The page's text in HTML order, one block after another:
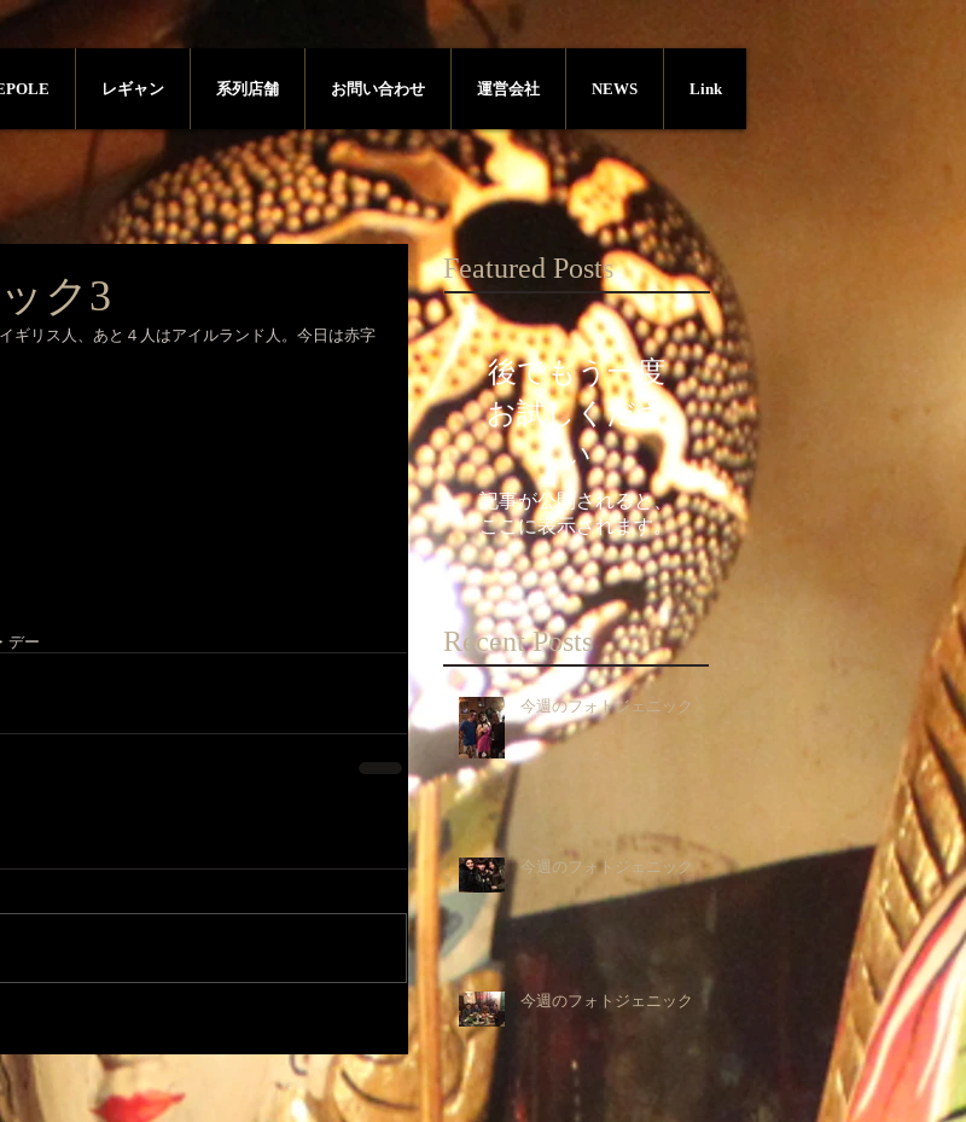
ク3
ギリス人、あと４人はアイルランド人。今日は赤字
デー
Featured Posts
後でもう一度
お試しくださ
い
記事が公開されると、
ここに表示されます。
Recent Posts
今週のフォトジェニック
今週のフォトジェニック
今週のフォトジェニック
レギャン 系列店舗 お問い合わせ 運営会社 NEWS Link